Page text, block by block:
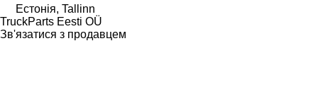
Естонія, Tallinn
TruckParts Eesti OÜ
Зв'язатися з продавцем